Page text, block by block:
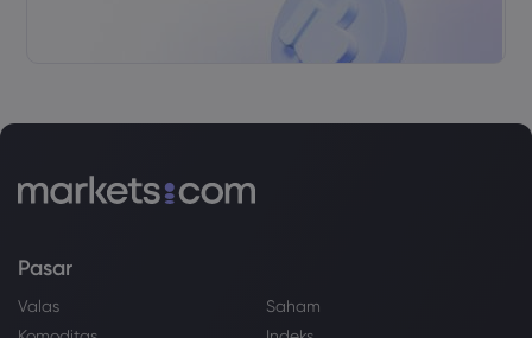
Pasar
Valas
Saham